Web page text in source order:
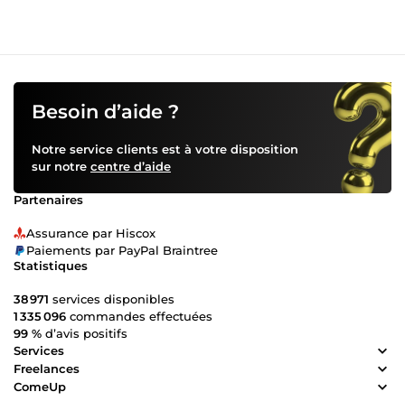
l'accessibilité. N'hésitez pas à me contacter si vous
cherchez un développeur de sites web compétent et
dévoué pour votre projet.
Besoin d’aide ?
Notre service clients est à votre disposition
sur notre centre d’aide
Partenaires
Assurance par Hiscox
Paiements par PayPal Braintree
Statistiques
38 971 services disponibles
1 335 096 commandes effectuées
99 % d’avis positifs
Services
Freelances
ComeUp